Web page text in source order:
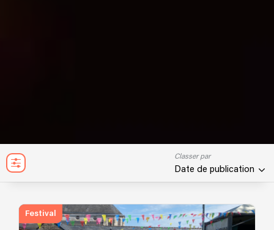
Classer par
Date de publication
Festival